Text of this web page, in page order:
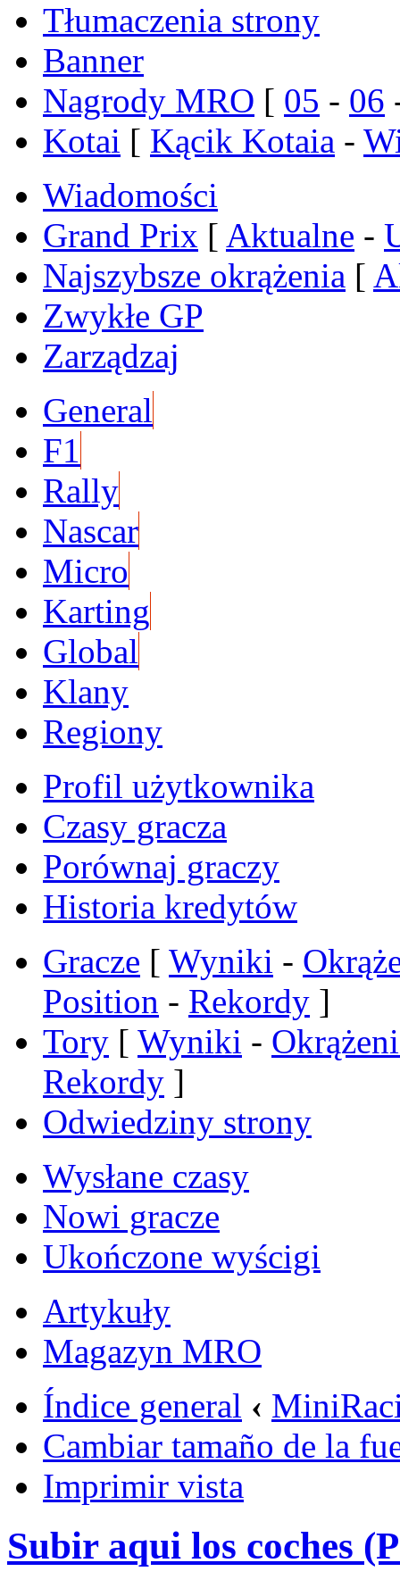
Tłumaczenia strony
Banner
Nagrody MRO [ 05 - 06
Kotai [ Kącik Kotaia -
Wiadomości
Grand Prix [ Aktualne -
Najszybsze okrążenia [
Zwykłe GP
Zarządzaj
General
F1
Rally
Nascar
Micro
Karting
Global
Klany
Regiony
Profil użytkownika
Czasy gracza
Porównaj graczy
Historia kredytów
Gracze [ Wyniki -
Position - Rekordy ]
Tory [ Wyniki -
Rekordy ]
Odwiedziny strony
Wysłane czasy
Nowi gracze
Ukończone wyścigi
Artykuły
Magazyn MRO
Índice general ‹
Cambiar tamaño de la
Imprimir vista
Subir aqui los coches